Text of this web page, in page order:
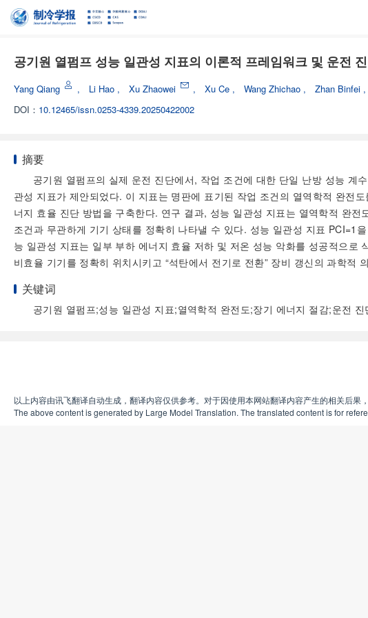
공기원 열펌프 성능 일관성 지표의 이론적 프레임워크 및 운전
Yang Qiang , Li Hao , Xu Zhaowei , Xu Ce , Wang Zhichao , Zhan Binfei ,
DOI： 10.12465/issn.0253-4339.20250422002
摘要
공기원 열펌프의 실제 운전 진단에서, 작업 조건에 대한 단일 난방 성능 계
관성 지표가 제안되었다. 이 지표는 명판에 표기된 작업 조건의 열역학적 완전
너지 효율 진단 방법을 구축한다. 연구 결과, 성능 일관성 지표는 열역학적 완
조건과 무관하게 기기 상태를 정확히 나타낼 수 있다. 성능 일관성 지표 PCI=1
능 일관성 지표는 일부 부하 에너지 효율 저하 및 저온 성능 악화를 성공적으
비효율 기기를 정확히 위치시키고 “석탄에서 전기로 전환” 장비 갱신의 과학적
关键词
공기원 열펌프;성능 일관성 지표;열역학적 완전도;장기 에너지 절감;운전 진
以上内容由讯飞翻译自动生成，翻译内容仅供参考。对于因使用本网站翻译内容产生的相关后果
The above content is generated by Large Model Translation. The translated content is for